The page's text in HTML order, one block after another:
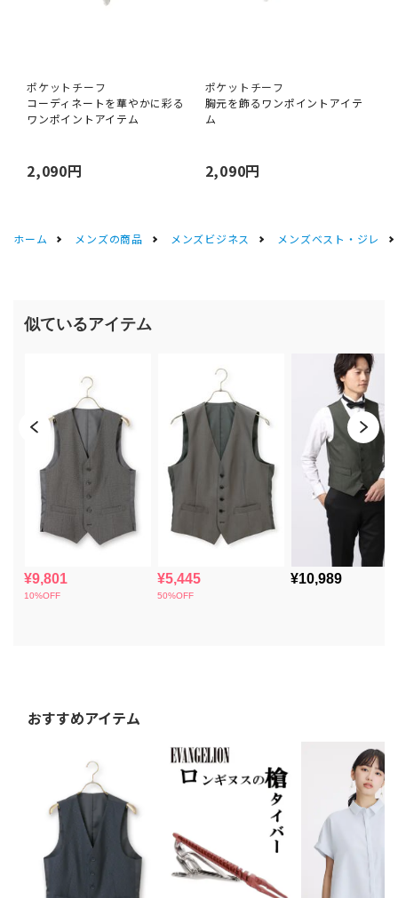
ポケットチーフ
コーディネートを華やかに彩る
ワンポイントアイテム
2,090円
ポケットチーフ
胸元を飾るワンポイントアイテ
ム
2,090円
ホーム メンズの商品 メンズビジネス メンズベスト・ジレ